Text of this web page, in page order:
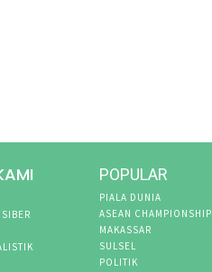
POPULAR
PIALA DUNIA
ASEAN CHAMPIONSHIP
MAKASSAR
SULSEL
POLITIK